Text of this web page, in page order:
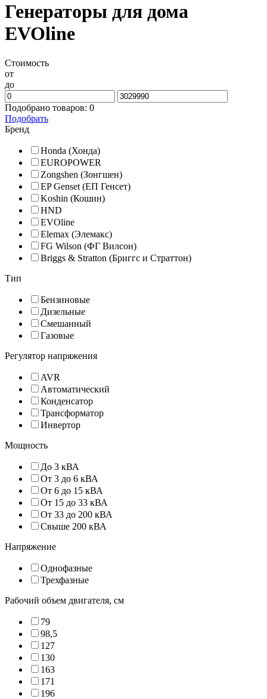
Генераторы для дома
EVOline
Стоимость
от
до
Подобрано товаров: 0
Подобрать
Бренд
Honda (Хонда)
EUROPOWER
Zongshen (Зонгшен)
EP Genset (ЕП Генсет)
Koshin (Кошин)
HND
EVOline
Elemax (Элемакс)
FG Wilson (ФГ Вилсон)
Briggs & Stratton (Бриггс и Страттон)
Тип
Бензиновые
Дизельные
Смешанный
Газовые
Регулятор напряжения
AVR
Автоматический
Конденсатор
Трансформатор
Инвертор
Мощность
До 3 кВА
От 3 до 6 кВА
От 6 до 15 кВА
От 15 до 33 кВА
От 33 до 200 кВА
Свыше 200 кВА
Напряжение
Однофазные
Трехфазные
Рабочий объем двигателя, см
79
98,5
127
130
163
171
196